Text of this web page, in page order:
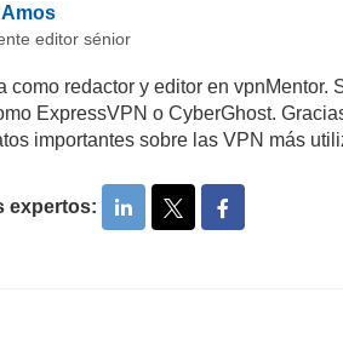
Amos
editor sénior
como redactor y editor en
ExpressVPN o CyberGhost.
importantes sobre las VPN más
expertos: